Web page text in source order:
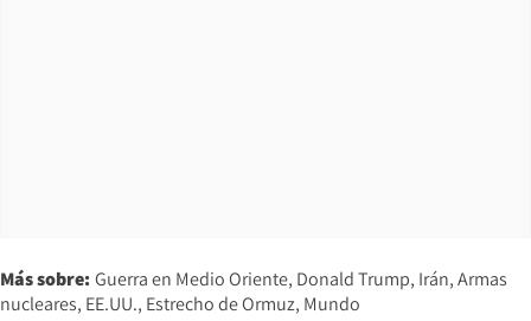
Más sobre: Guerra en Medio Oriente Donald Trump Irán Armas
nucleares EE.UU. Estrecho de Ormuz Mundo